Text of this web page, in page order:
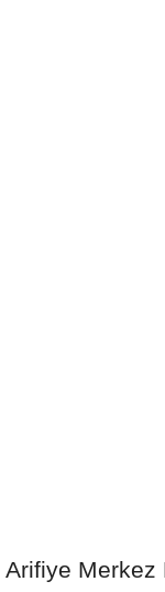
Arifiye Merkez